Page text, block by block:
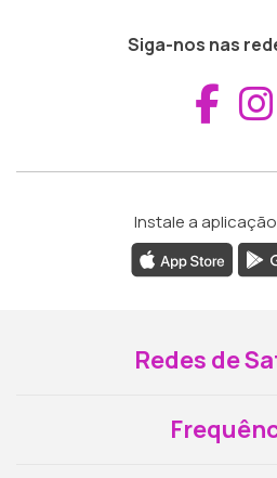
Siga-nos nas
Instale a aplicação
Redes de